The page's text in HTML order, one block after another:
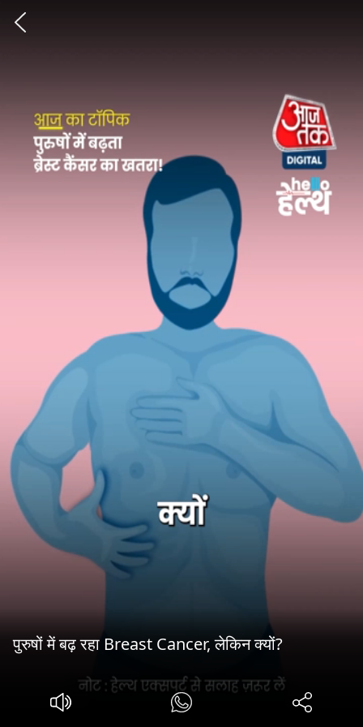
पुरुषों में बढ़ रहा Breast Cancer, लेकिन क्यों?